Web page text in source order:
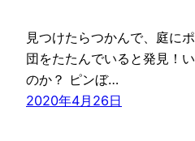
見つけたらつかんで、庭に
団をたたんでいると発見！
のか？ ピンぼ…
2020年4月26日